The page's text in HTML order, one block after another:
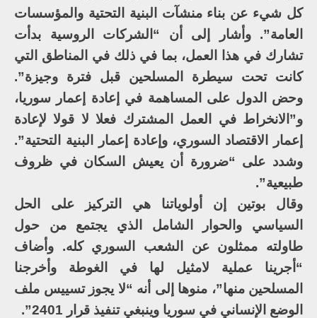
كل شيء عن بناء منشآت البنية التحتية والمؤسسات
العامة”. وأشار إلى أن “الشركات الروسية بدأت
تشارك في هذا العمل، بما في ذلك في المناطق التي
كانت تحت سيطرة المسلحين قبل فترة وجيزة”.
وحض الدول على المساهمة في إعادة إعمار سوريا،
و”الانخراط في العمل المشترك فعلا لا قولا لإعادة
إعمار الاقتصاد السوري، وإعادة إعمار البنية التحتية”.
وشدد على “ضرورة أن يعيش السكان في ظروف
طبيعية”.
وقال بوتين إن أولوياتنا هي التركيز على الحل
السياسي والحوار الشامل الذي يجتمع من حول
طاولته ممثلون عن الشعب السوري كله. وأضاف
“أجرينا عملية لامثيل لها في الغوطة وأخرجنا
المسلحين منها”، منوها إلى أنه “لا يجوز تسييس ملف
الوضع الإنساني في سوريا وينبغي تنفيذ قرار 2401”.